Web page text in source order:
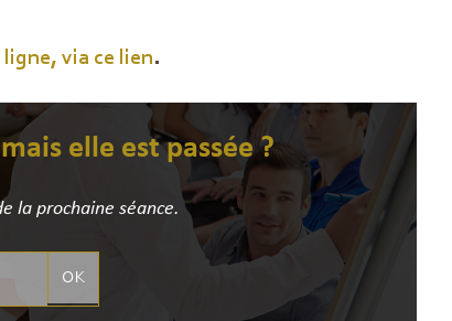
via ce lien.
elle est passée ?
la prochaine séance.
OK